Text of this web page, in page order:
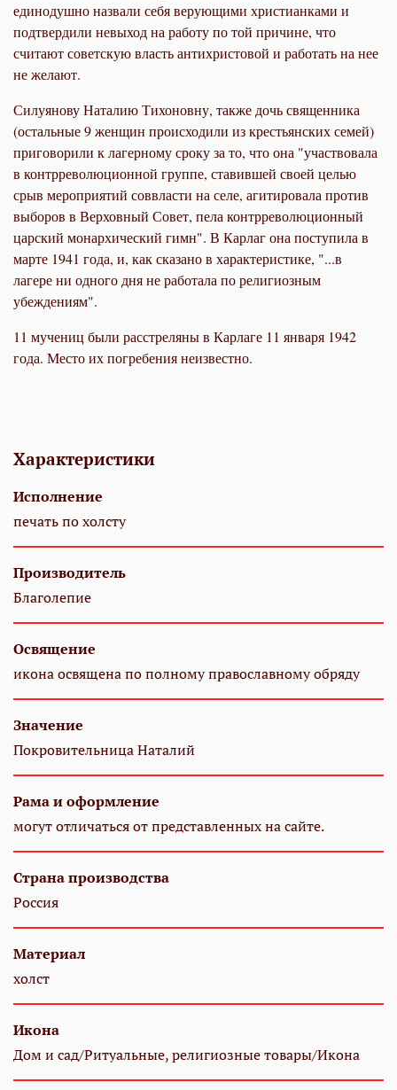
единодушно назвали себя верующими христианками и
подтвердили невыход на работу по той причине, что
считают советскую власть антихристовой и работать на нее
не желают.
Силуянову Наталию Тихоновну, также дочь священника
(остальные 9 женщин происходили из крестьянских семей)
приговорили к лагерному сроку за то, что она "участвовала
в контрреволюционной группе, ставившей своей целью
срыв мероприятий соввласти на селе, агитировала против
выборов в Верховный Совет, пела контрреволюционный
царский монархический гимн". В Карлаг она поступила в
марте 1941 года, и, как сказано в характеристике, "...в
лагере ни одного дня не работала по религиозным
убеждениям".
11 мучениц были расстреляны в Карлаге 11 января 1942
года. Место их погребения неизвестно.
Характеристики
Исполнение
печать по холсту
Производитель
Благолепие
Освящение
икона освящена по полному православному обряду
Значение
Покровительница Наталий
Рама и оформление
могут отличаться от представленных на сайте.
Страна производства
Россия
Материал
холст
Икона
Дом и сад/Ритуальные, религиозные товары/Икона